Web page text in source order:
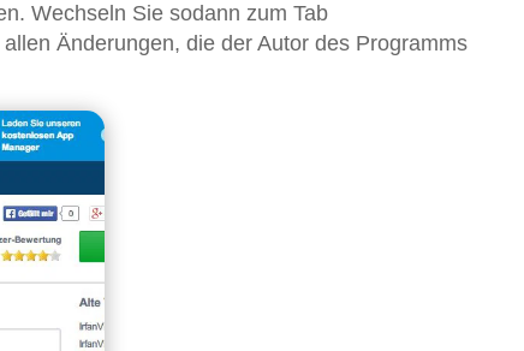
Wechseln Sie sodann zum Tab
Änderungen, die der Autor des Programms